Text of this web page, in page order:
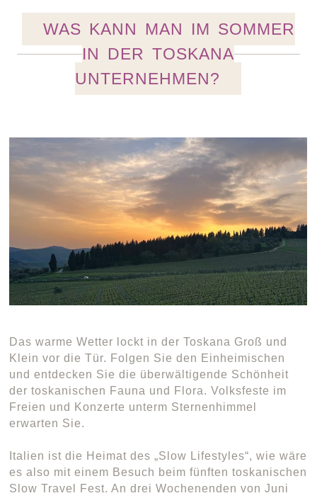
WAS KANN MAN IM SOMMER
IN DER TOSKANA
UNTERNEHMEN?
Das warme Wetter lockt in der Toskana Groß und
Klein vor die Tür. Folgen Sie den Einheimischen
und entdecken Sie die überwältigende Schönheit
der toskanischen Fauna und Flora. Volksfeste im
Freien und Konzerte unterm Sternenhimmel
erwarten Sie.
Italien ist die Heimat des „Slow Lifestyles“, wie wäre
es also mit einem Besuch beim fünften toskanischen
Slow Travel Fest. An drei Wochenenden von Juni